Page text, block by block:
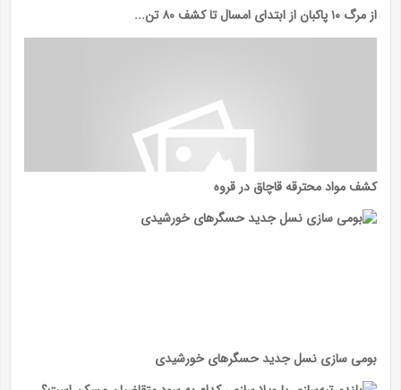
از مرگ ۱۰ پاکبان از ابتدای امسال تا کشف ۸۰ تن...
کشف مواد محترقه قاچاق در قروه
بومی سازی نسل جدید حسگرهای خورشیدی